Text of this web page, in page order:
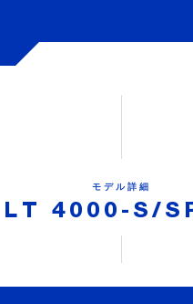
モデル詳細
LT 4000-S/